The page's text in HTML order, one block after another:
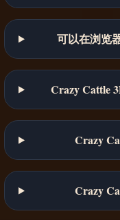
可以在浏览
Crazy Cattle
Crazy
Crazy